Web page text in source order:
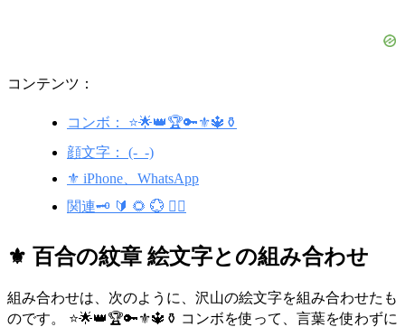
コンテンツ：
コンボ： ⭐️🌟👑🏆🔑⚜️🔱⚱️
顔文字： (-_-)
⚜️ iPhone、WhatsApp
関連🗝️ 🔰 🌻 💮 🧞‍♂️
⚜️ 百合の紋章 絵文字との組み合わせ
組み合わせは、次のように、沢山の絵文字を組み合わせたも
のです。 ⭐️🌟👑🏆🔑⚜️🔱⚱️ コンボを使って、言葉を使わずに